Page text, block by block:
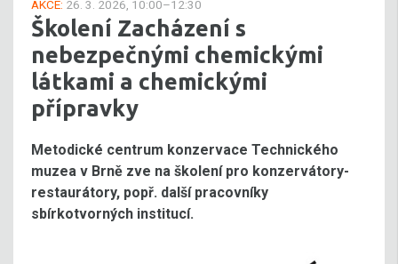
AKCE: 26. 3. 2026, 10:00–12:30
Školení Zacházení s
nebezpečnými chemickými
látkami a chemickými
přípravky
Metodické centrum konzervace Technického
muzea v Brně zve na školení pro konzervátory-
restaurátory, popř. další pracovníky
sbírkotvorných institucí.